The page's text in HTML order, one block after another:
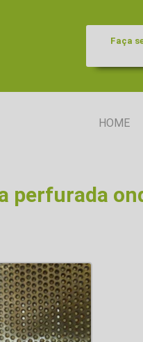
Faça
HOME
perfurada